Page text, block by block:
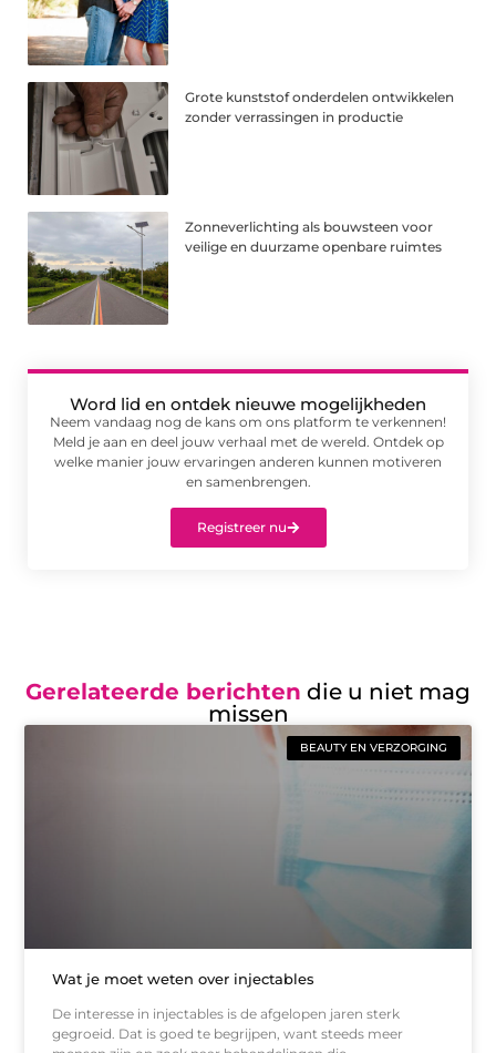
Grote kunststof onderdelen ontwikkelen
zonder verrassingen in productie
Zonneverlichting als bouwsteen voor
veilige en duurzame openbare ruimtes
Word lid en ontdek nieuwe mogelijkheden
Neem vandaag nog de kans om ons platform te verkennen!
Meld je aan en deel jouw verhaal met de wereld. Ontdek op
welke manier jouw ervaringen anderen kunnen motiveren
en samenbrengen.
Registreer nu
Gerelateerde berichten die u niet mag
missen
BEAUTY EN VERZORGING
Wat je moet weten over injectables
De interesse in injectables is de afgelopen jaren sterk
gegroeid. Dat is goed te begrijpen, want steeds meer